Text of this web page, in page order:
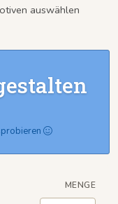
auswählen
MENGE